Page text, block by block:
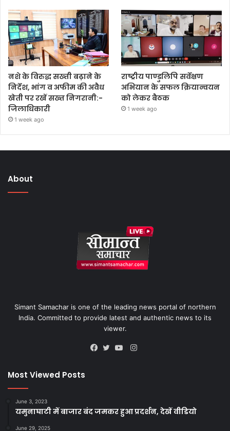
नशे के विरुद्ध सख्ती बढ़ाने के
निर्देश, भांग व अफीम की अवैध
खेती पर रखें सख्त निगरानी:-
जिलाधिकारी
1 week ago
राष्ट्रीय पाण्डुलिपि सर्वेक्षण
अभियान के सफल क्रियान्वयन
को लेकर बैठक
1 week ago
About
Simant Samachar is one of the leading news portal of northern
India. Committed to provide latest and authentic news to its
viewer.
Instagram
Most Viewed Posts
June 3, 2023
यमुनाघाटी में बाजार बंद जमकर हुआ प्रदर्शन, देखें वीडियो
June 29, 2025